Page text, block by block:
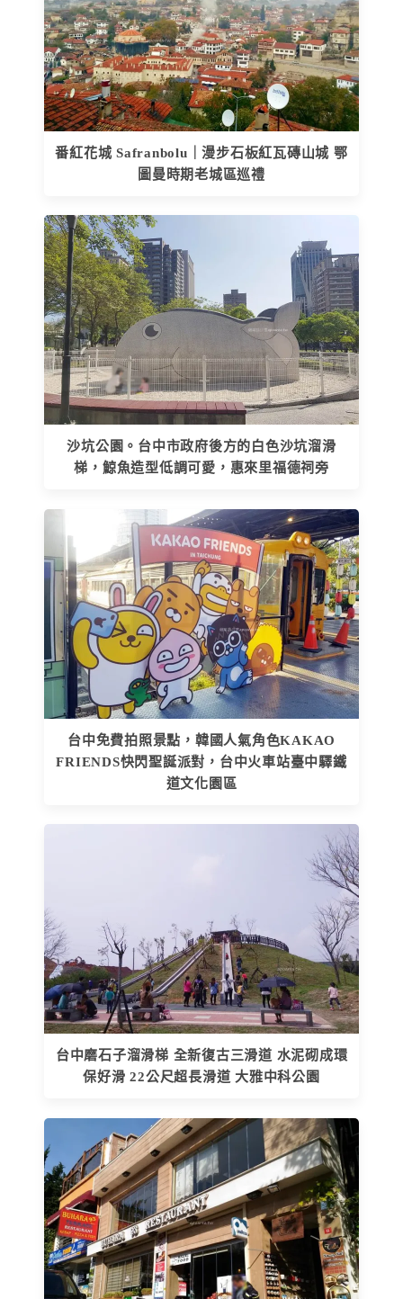
番紅花城 Safranbolu｜漫步石板紅瓦磚山城 鄂
圖曼時期老城區巡禮
沙坑公園。台中市政府後方的白色沙坑溜滑
梯，鯨魚造型低調可愛，惠來里福德祠旁
台中免費拍照景點，韓國人氣角色KAKAO
FRIENDS快閃聖誕派對，台中火車站臺中驛鐵
道文化園區
台中磨石子溜滑梯 全新復古三滑道 水泥砌成環
保好滑 22公尺超長滑道 大雅中科公園